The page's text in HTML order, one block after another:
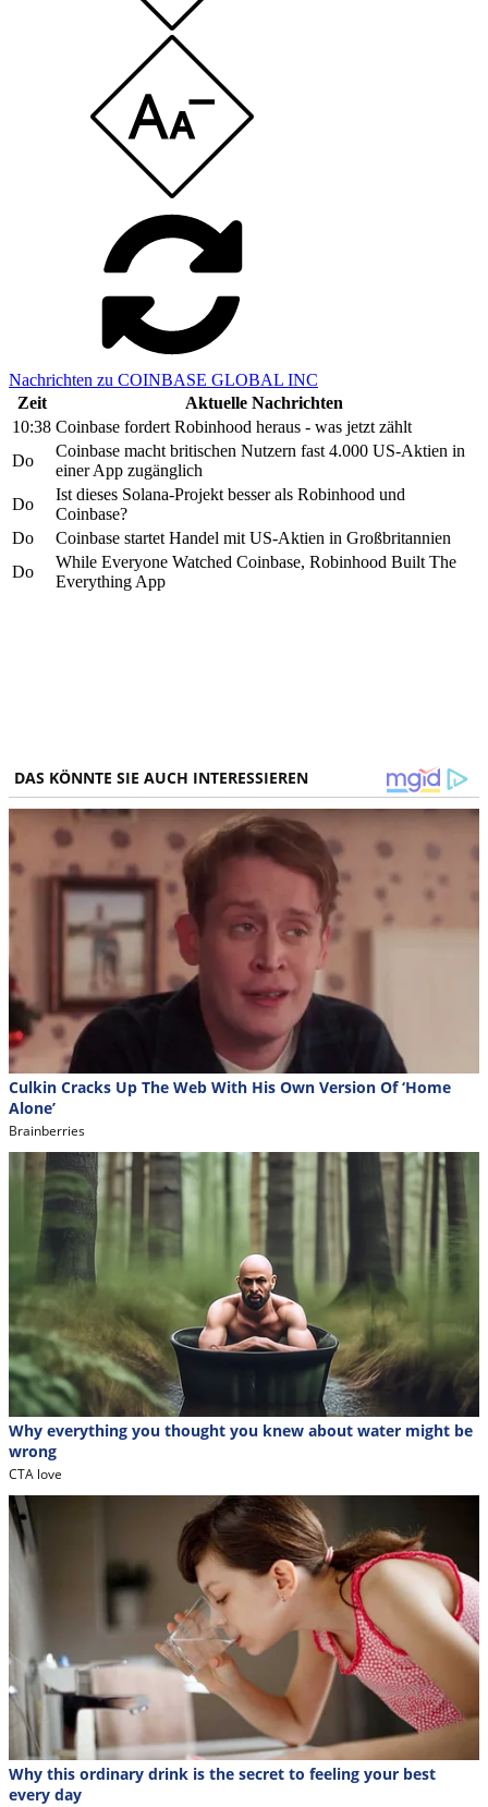
Nachrichten zu COINBASE GLOBAL INC
Zeit
Aktuelle Nachrichten
10:38 Coinbase fordert Robinhood heraus - was jetzt zählt
Do
Coinbase macht britischen Nutzern fast 4.000 US-Aktien in
einer App zugänglich
Do
Ist dieses Solana-Projekt besser als Robinhood und
Coinbase?
Do
Coinbase startet Handel mit US-Aktien in Großbritannien
Do
While Everyone Watched Coinbase, Robinhood Built The
Everything App